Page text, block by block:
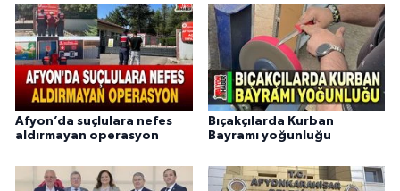
Afyon’da suçlulara nefes
aldırmayan operasyon
Bıçakçılarda Kurban
Bayramı yoğunluğu